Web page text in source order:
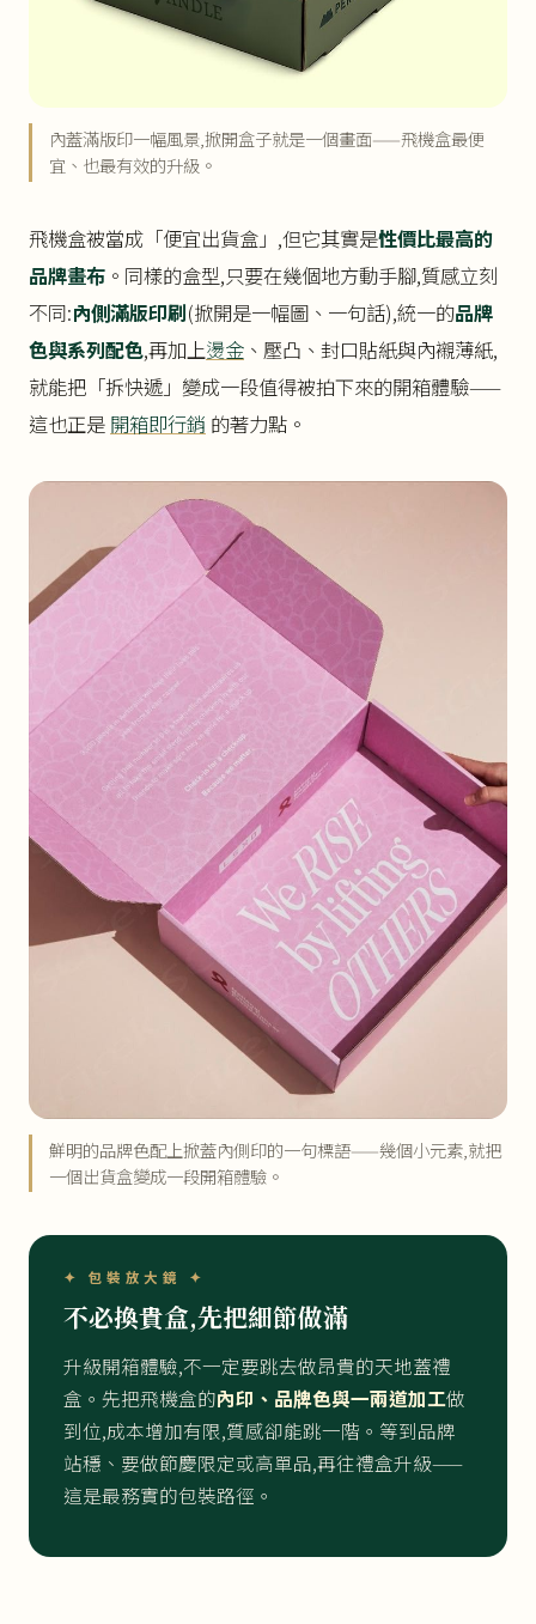
內蓋滿版印一幅風景,掀開盒子就是一個畫面——飛機盒最便
宜、也最有效的升級。
飛機盒被當成「便宜出貨盒」,但它其實是性價比最高的
品牌畫布 。同樣的盒型,只要在幾個地方動手腳,質感立刻
不同:內側滿版印刷(掀開是一幅圖、一句話),統一的品牌
色與系列配色,再加上燙金 、壓凸、封口貼紙與內襯薄紙,
就能把「拆快遞」變成一段值得被拍下來的開箱體驗——
這也正是 開箱即行銷 的著力點。
鮮明的品牌色配上掀蓋內側印的一句標語——幾個小元素,就把
一個出貨盒變成一段開箱體驗。
✦ 包裝放大鏡 ✦
不必換貴盒,先把細節做滿
升級開箱體驗,不一定要跳去做昂貴的天地蓋禮
盒。先把飛機盒的內印、品牌色與一兩道加工做
到位,成本增加有限,質感卻能跳一階。等到品牌
站穩、要做節慶限定或高單品,再往禮盒升級——
這是最務實的包裝路徑。